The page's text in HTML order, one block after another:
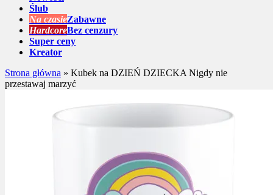
Ślub
Na czasieZabawne
HardcoreBez cenzury
Super ceny
Kreator
Strona główna » Kubek na DZIEŃ DZIECKA Nigdy nie
przestawaj marzyć